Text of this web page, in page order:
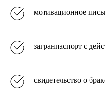
мотивационное
загранпаспорт с
свидетельство о